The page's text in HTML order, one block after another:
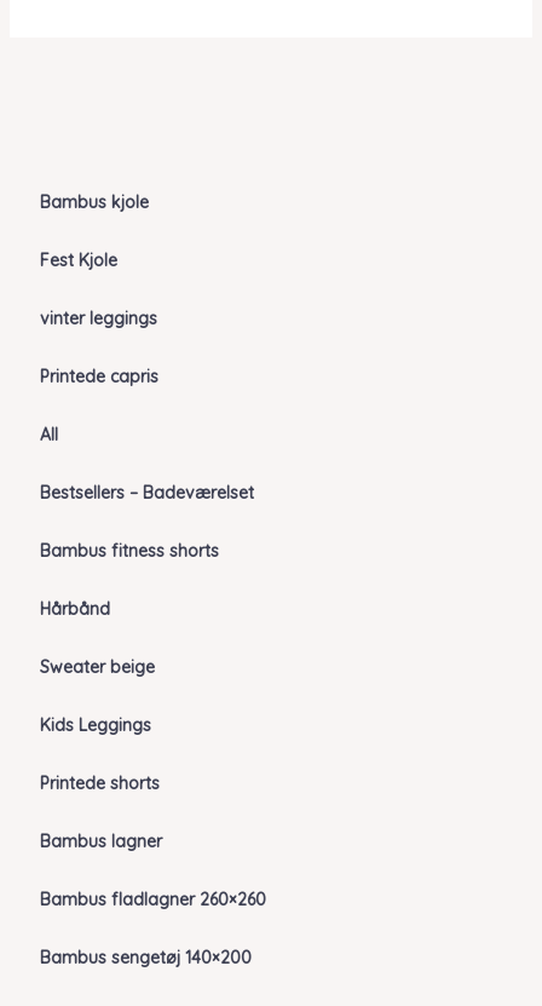
Bambus kjole
Fest Kjole
vinter leggings
Printede capris
All
Bestsellers – Badeværelset
Bambus fitness shorts
Hårbånd
Sweater beige
Kids Leggings
Printede shorts
Bambus lagner
Bambus fladlagner 260×260
Bambus sengetøj 140×200